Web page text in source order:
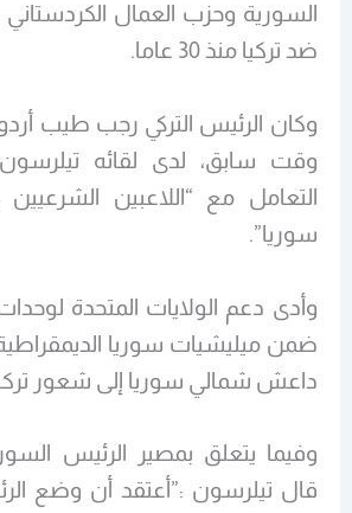
السورية وحزب العمال
ضد تركيا منذ 30 عاما.
وكان الرئيس التركي رجب طيب
وقت سابق، لدى لقائه
التعامل مع “اللاعبين
سوريا”.
وأدى دعم الولايات المتحدة
ضمن ميليشيات سوريا
داعش شمالي سوريا إلى شعور
وفيما يتعلق بمصير الرئيس
قال تيلرسون :”أعتقد أن وضع